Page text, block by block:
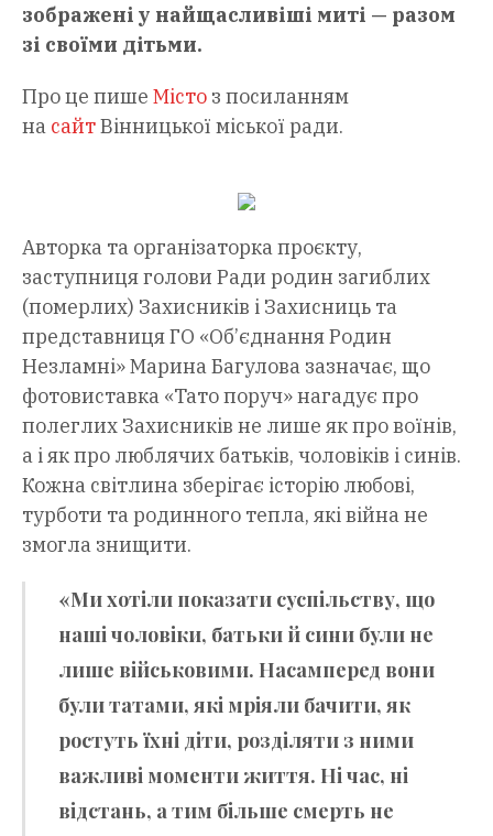
зображені у найщасливіші миті — разом
зі своїми дітьми.
Про це пише Місто з посиланням
на сайтВінницької міської ради.
Авторка та організаторка проєкту,
заступниця голови Ради родин загиблих
(померлих) Захисників і Захисниць та
представниця ГО «Об’єднання Родин
Незламні» Марина Багулова зазначає, що
фотовиставка «Тато поруч» нагадує про
полеглих Захисників не лише як про воїнів,
а і як про люблячих батьків, чоловіків і синів.
Кожна світлина зберігає історію любові,
турботи та родинного тепла, які війна не
змогла знищити.
«Ми хотіли показати суспільству, що
наші чоловіки, батьки й сини були не
лише військовими. Насамперед вони
були татами, які мріяли бачити, як
ростуть їхні діти, розділяти з ними
важливі моменти життя. Ні час, ні
відстань, а тим більше смерть не